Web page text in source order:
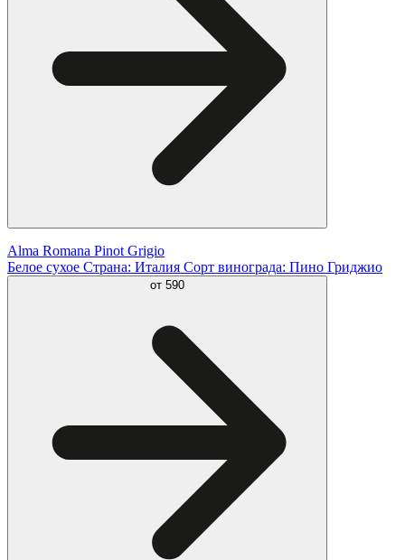
Alma Romana Pinot Grigio
Белое сухое Страна: Италия Сорт винограда: Пино Гриджио
от 590